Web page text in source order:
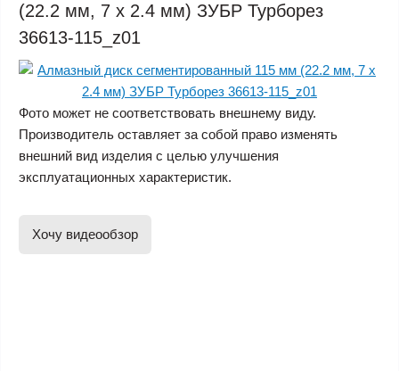
(22.2 мм, 7 x 2.4 мм) ЗУБР Турборез
36613-115_z01
Фото может не соответствовать внешнему виду.
Производитель оставляет за собой право изменять
внешний вид изделия с целью улучшения
эксплуатационных характеристик.
Хочу видеообзор